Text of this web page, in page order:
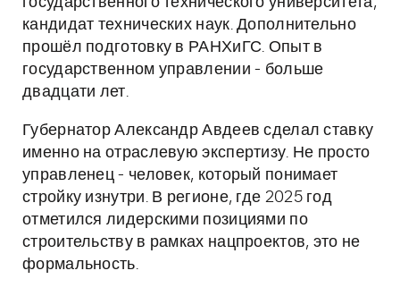
кандидат технических наук. Дополнительно
прошёл подготовку в РАНХиГС. Опыт в
государственном управлении - больше
двадцати лет.
Губернатор Александр Авдеев сделал ставку
именно на отраслевую экспертизу. Не просто
управленец - человек, который понимает
стройку изнутри. В регионе, где 2025 год
отметился лидерскими позициями по
строительству в рамках нацпроектов, это не
формальность.